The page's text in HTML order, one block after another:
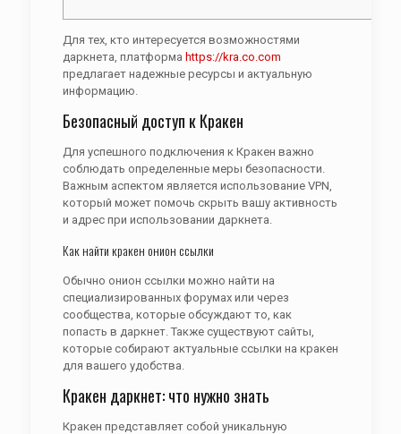
Для тех, кто интересуется возможностями
даркнета, платформа https://kra.co.com
предлагает надежные ресурсы и актуальную
информацию.
Безопасный доступ к Кракен
Для успешного подключения к Кракен важно
соблюдать определенные меры безопасности.
Важным аспектом является использование VPN,
который может помочь скрыть вашу активность
и адрес при использовании даркнета.
Как найти кракен онион ссылки
Обычно онион ссылки можно найти на
специализированных форумах или через
сообщества, которые обсуждают то, как
попасть в даркнет. Также существуют сайты,
которые собирают актуальные ссылки на кракен
для вашего удобства.
Кракен даркнет: что нужно знать
Кракен представляет собой уникальную